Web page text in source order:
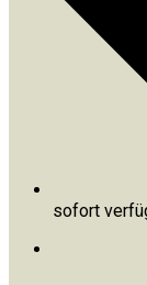
sofort